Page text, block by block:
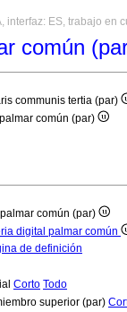
interfaz: ES, trabajo en
común
communis tertia (par)
común (par)
común (par)
digital palmar común
de definición
Corto Todo
superior (par)